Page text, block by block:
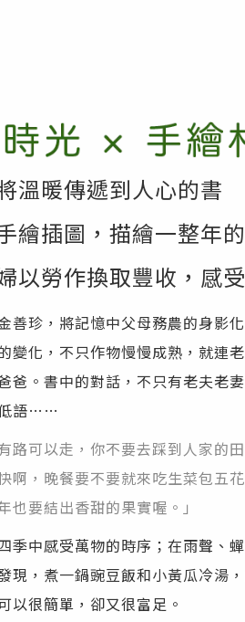
溫暖傳遞到人心的書
繪插圖，描繪一整年
以勞作換取豐收，感
善珍，將記憶中父母務農的身影
變化，不只作物慢慢成熟，就連
爸。書中的對話，不只有老夫老
低語……
路可以走，你不要去踩到人家的田
啊，晚餐要不要就來吃生菜包五花
也要結出香甜的果實喔。」
季中感受萬物的時序；在雨聲、
現，煮一鍋豌豆飯和小黃瓜冷湯
很簡單，卻又很富足。